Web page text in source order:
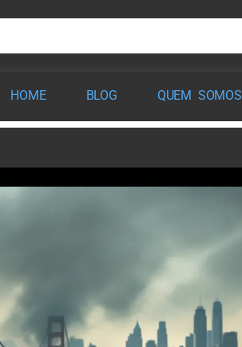
HOME BLOG QUEM SOMOS